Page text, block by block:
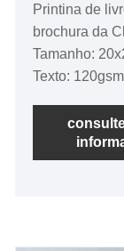
Printina de
brochura da
Tamanho:
Texto: 120gsm Art